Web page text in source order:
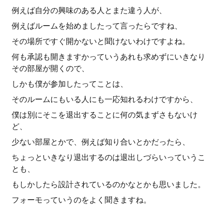
例えば自分の興味のある人とまた違う人が、
例えばルームを始めましたって言ったらですね、
その場所ですぐ開かないと聞けないわけですよね。
何も承認も開きますかっていうあれも求めずにいきなり
その部屋が開くので、
しかも僕が参加したってことは、
そのルームにもいる人にも一応知れるわけですから、
僕は別にそこを退出することに何の気まずさもないけ
ど、
少ない部屋とかで、例えば知り合いとかだったら、
ちょっといきなり退出するのは退出しづらいっていうこ
とも、
もしかしたら設計されているのかなとかも思いました。
フォーモっていうのをよく聞きますね。